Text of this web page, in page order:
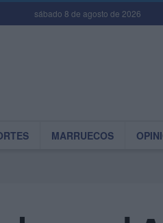
sábado 8 de agosto de 2026
MARRUECOS